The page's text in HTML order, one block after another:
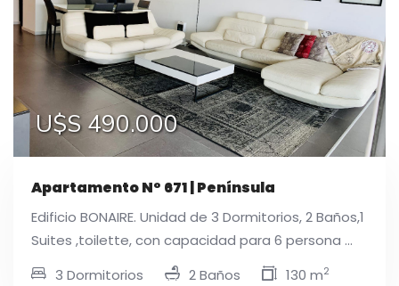
U$S 490.000
Apartamento N° 671 | Península
Edificio BONAIRE. Unidad de 3 Dormitorios, 2 Baños,1
Suites ,toilette, con capacidad para 6 persona ...
3 Dormitorios
2 Baños 130 m2